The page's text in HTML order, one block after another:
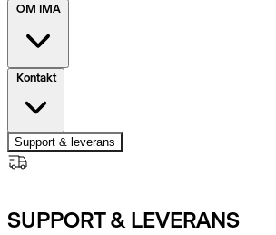
OM IMA
Kontakt
Support & leverans
SUPPORT & LEVERANS